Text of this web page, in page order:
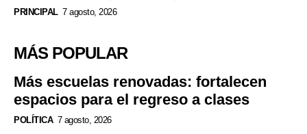
PRINCIPAL 7 agosto, 2026
MÁS POPULAR
Más escuelas renovadas: fortalecen
espacios para el regreso a clases
POLÍTICA 7 agosto, 2026